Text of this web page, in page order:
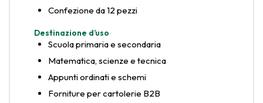
Confezione da 12 pezzi
Destinazione d’uso
Scuola primaria e secondaria
Matematica, scienze e tecnica
Appunti ordinati e schemi
Forniture per cartolerie B2B